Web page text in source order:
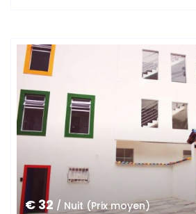
€ 32 / Nuit (Prix moyen)